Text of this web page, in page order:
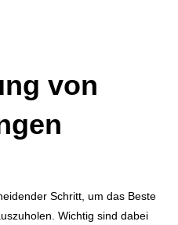
von
Schritt, um das Beste
Wichtig sind dabei